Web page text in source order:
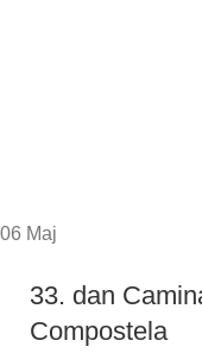
06 Maj
33. dan
Compostela